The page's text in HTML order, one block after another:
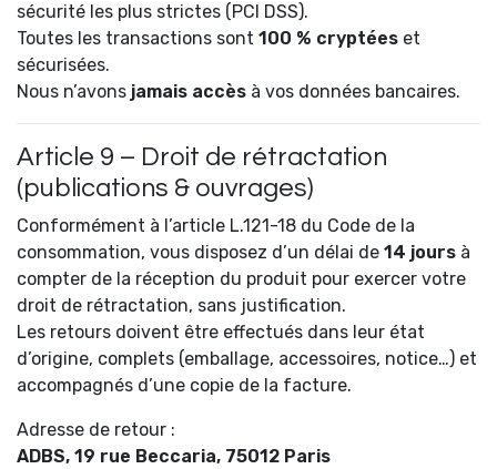
sécurité les plus strictes (PCI DSS).
Toutes les transactions sont 100 % cryptées et
sécurisées.
Nous n’avons jamais accès à vos données bancaires.
Article 9 – Droit de rétractation
(publications & ouvrages)
Conformément à l’article L.121-18 du Code de la
consommation, vous disposez d’un délai de 14 jours à
compter de la réception du produit pour exercer votre
droit de rétractation, sans justification.
Les retours doivent être effectués dans leur état
d’origine, complets (emballage, accessoires, notice…) et
accompagnés d’une copie de la facture.
Adresse de retour :
ADBS, 19 rue Beccaria, 75012 Paris